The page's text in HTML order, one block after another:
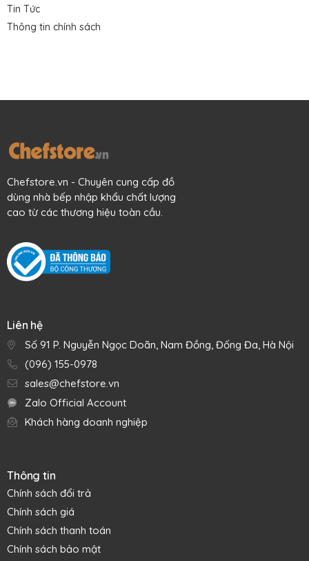
Tin Tức
Thông tin chính sách
Chefstore.vn - Chuyên cung cấp đồ
dùng nhà bếp nhập khẩu chất lượng
cao từ các thương hiệu toàn cầu.
Liên hệ
Số 91 P. Nguyễn Ngọc Doãn, Nam Đồng, Đống Đa, Hà Nội
(096) 155-0978
sales@chefstore.vn
Zalo Official Account
Khách hàng doanh nghiệp
Thông tin
Chính sách đổi trả
Chính sách giá
Chính sách thanh toán
Chính sách bảo mật